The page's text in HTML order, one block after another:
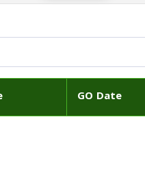
GO Date